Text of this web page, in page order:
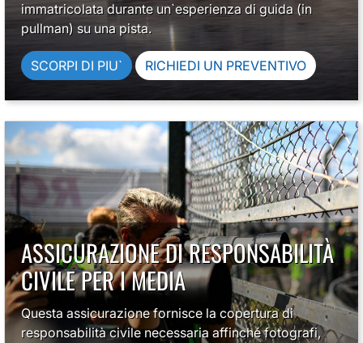
immatricolata durante un`esperienza di guida (in
pullman) su una pista.
SCORPI DI PIU` RICHIEDI UN PREVENTIVO
ASSICURAZIONE DI RESPONSABILITÀ
CIVILE PER I MEDIA
Questa assicurazione fornisce la copertura di
responsabilità civile necessaria affinché fotografi,